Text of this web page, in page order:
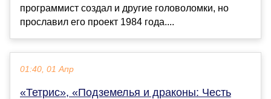
программист создал и другие головоломки, но
прославил его проект 1984 года....
01:40, 01 Апр
«Тетрис», «Подземелья и драконы: Честь